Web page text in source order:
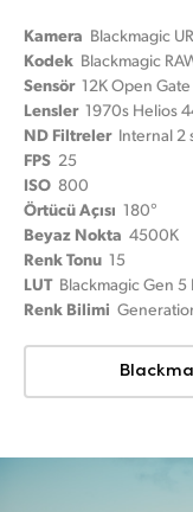
Kamera Blackmagic
Kodek Blackmagic
Sensör 12K Open
Lensler 1970s Helios
ND Filtreler Internal 2
FPS 25
ISO 800
Örtücü Açısı 180°
Beyaz Nokta 4500K
Renk Tonu 15
LUT Blackmagic Gen
Renk Bilimi